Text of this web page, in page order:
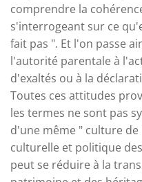
comprendre la
s'interrogeant sur ce
fait pas ". Et l'on passe
l'autorité parentale à
d'exaltés ou à la
Toutes ces attitudes
les termes ne sont pas
d'une même " culture
culturelle et politique
peut se réduire à la